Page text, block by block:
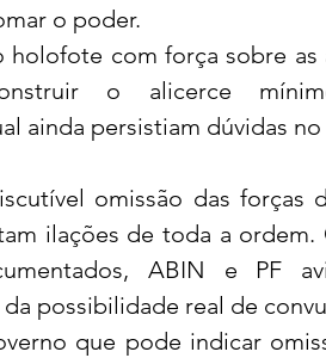
o poder.
com força sobre as
o alicerce
ainda persistiam dúvidas
omissão das forças
ilações de toda a
ABIN e PF
possibilidade real de
que pode indicar